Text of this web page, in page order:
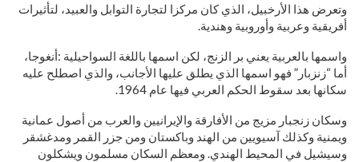
وتعرض هذا الأرخبيل، الذي كان مركزا لتجارة التوابل والعبيد، لتأثيرات
أفريقية وعربية وأوروبية وهندية.
واسمها بالعربية يعني بر الزنج، لكن اسمها باللغة السواحيلية :أنغوجا،
أما “زنزبار” فهو اسمها الذي يطلق عليها الأجانب، والذي اصطلح عليه
سكانها بعد سقوط الحكم العربي فيها عام 1964.
وسكان زنجبار مزيج من الأفارقة والإيرانيين والعرب من أصول عمانية
ويمنية وكذلك آسيويين من الهند وباكستان ومن جزر القمر ومدغشقر
وسيشيل في المحيط الهندي. ومعظم السكان مسلمون ويشكلون